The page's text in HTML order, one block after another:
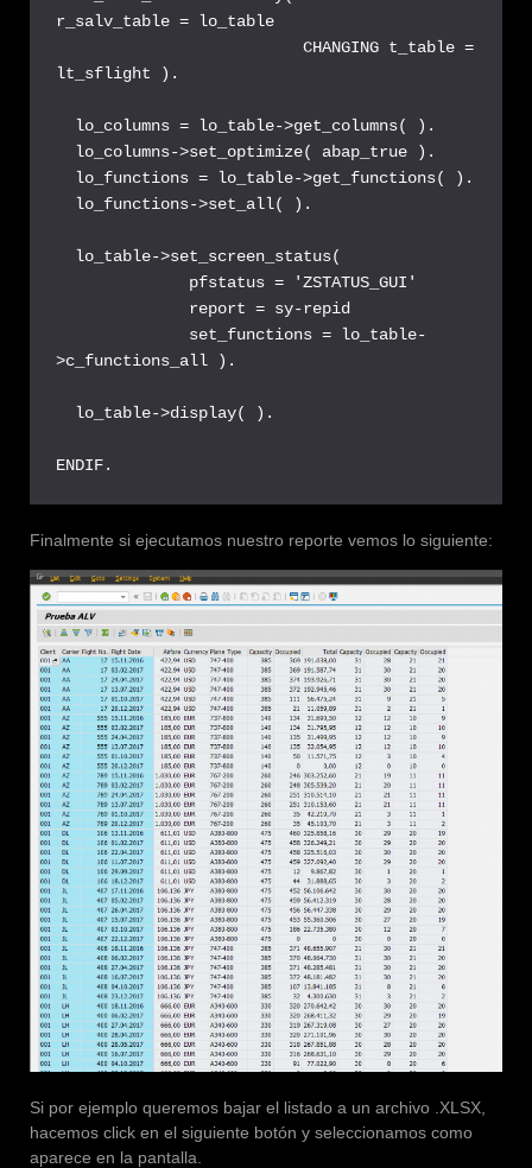
r_salv_table = lo_table
                          CHANGING t_table =
lt_sflight ).
>c_functions_all ).
ENDIF.
Finalmente si ejecutamos nuestro reporte vemos lo siguiente:
Si por ejemplo queremos bajar el listado a un archivo .XLSX,
hacemos click en el siguiente botón y seleccionamos como
aparece en la pantalla.